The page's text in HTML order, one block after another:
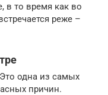
в то время как во
реже –
одна из самых
причин.